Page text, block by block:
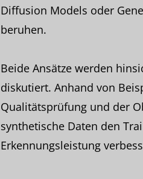
Diffusion Models oder
beruhen.
Beide Ansätze werden
diskutiert. Anhand von
Qualitätsprüfung und der
synthetische Daten den
Erkennungsleistung